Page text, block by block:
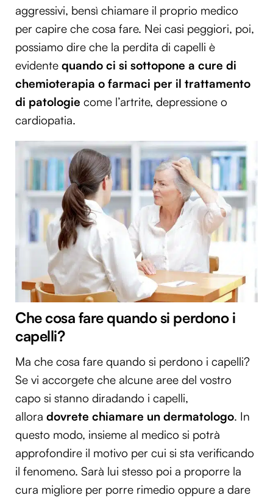
aggressivi, bensì chiamare il proprio medico
per capire che cosa fare. Nei casi peggiori, poi,
possiamo dire che la perdita di capelli è
evidente quando ci si sottopone a cure di
chemioterapia o farmaci per il trattamento
di patologie come l’artrite, depressione o
cardiopatia.
Che cosa fare quando si perdono i
capelli?
Ma che cosa fare quando si perdono i capelli?
Se vi accorgete che alcune aree del vostro
capo si stanno diradando i capelli,
allora dovrete chiamare un dermatologo. In
questo modo, insieme al medico si potrà
approfondire il motivo per cui si sta verificando
il fenomeno. Sarà lui stesso poi a proporre la
cura migliore per porre rimedio oppure a dare